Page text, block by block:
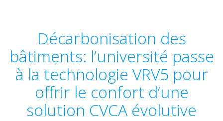
Décarbonisation des
bâtiments: l’université passe
à la technologie VRV5 pour
offrir le confort d’une
solution CVCA évolutive